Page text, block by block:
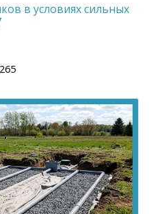
в условиях сильных